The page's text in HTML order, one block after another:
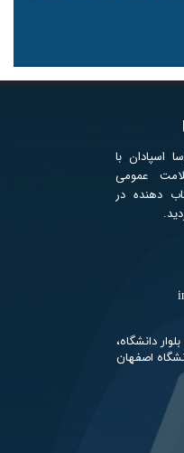
اسپادان با
عمومی
دهنده در